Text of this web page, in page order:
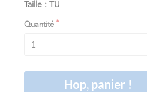
Taille : TU
Quantité
Hop, panier !